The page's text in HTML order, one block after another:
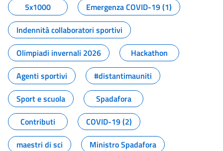
5x1000
Emergenza COVID-19 (1)
Indennità collaboratori sportivi
Olimpiadi invernali 2026
Hackathon
Agenti sportivi
#distantimauniti
Sport e scuola
Spadafora
Contributi
COVID-19 (2)
maestri di sci
Ministro Spadafora